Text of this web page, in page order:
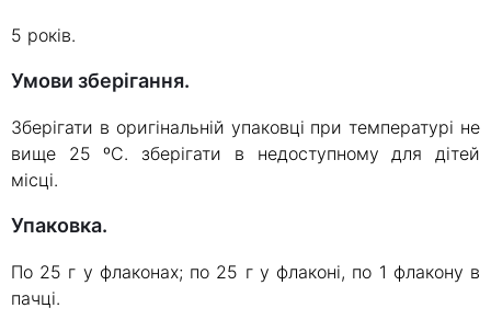
5 років.
Умови зберігання.
Зберігати в оригінальній упаковці при температурі не
вище 25 ºС. зберігати в недоступному для дітей
місці.
Упаковка.
По 25 г у флаконах; по 25 г у флаконі, по 1 флакону в
пачці.